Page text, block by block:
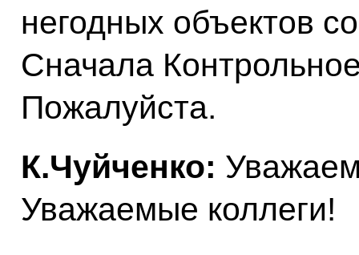
негодных объектов
Сначала
Пожалуйста.
К.Чуйченко:
Уважаемые коллеги!